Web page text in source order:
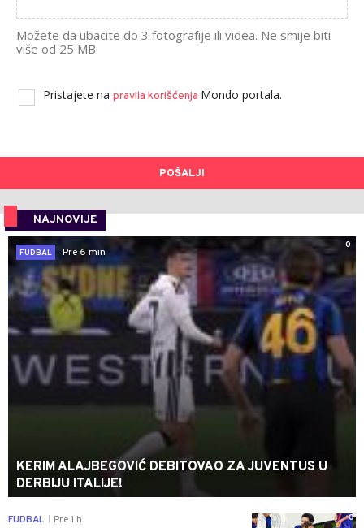
Možete da ubacite do 3 fotografije ili videa. Ne smije biti
više od 25 MB.
Pristajete na pravila korišćenja Mondo portala.
POŠALJI
NAJNOVIJE
0
FUDBAL
Pre 6 min
KERIM ALAJBEGOVIĆ DEBITOVAO ZA JUVENTUS U
DERBIJU ITALIJE!
0
FUDBAL Pre 1 h